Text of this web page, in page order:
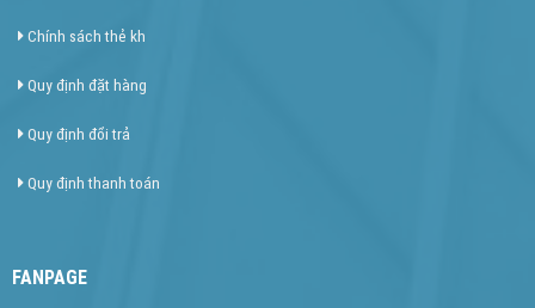
Chính sách thẻ kh
Quy định đặt hàng
Quy định đổi trả
Quy định thanh toán
FANPAGE